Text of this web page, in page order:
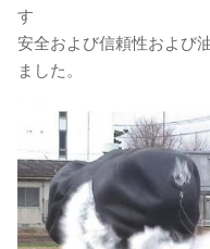
す
安全および信頼性および
ました。